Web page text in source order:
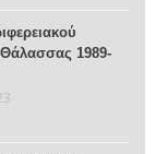
1989-